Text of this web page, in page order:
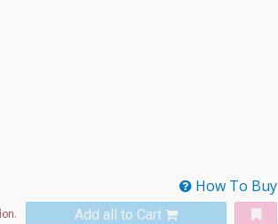
How To Buy
Add all to Cart